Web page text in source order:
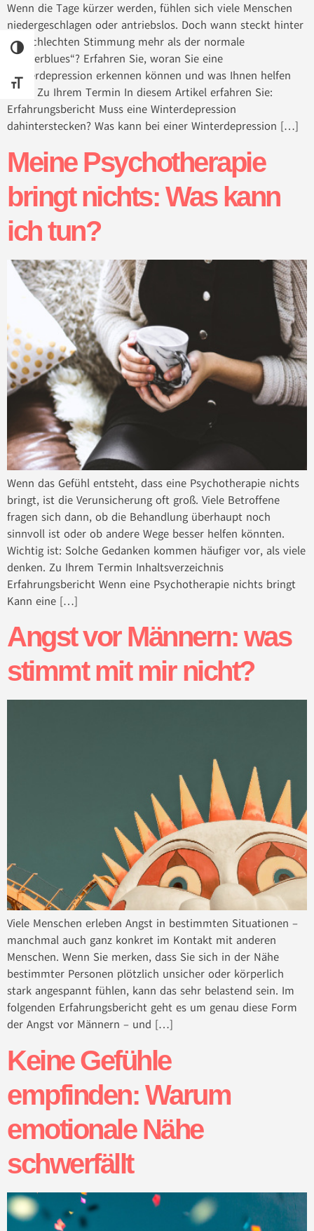
UMSCHALTEN AUF HOHE KONTRASTE
SCHRIFT VERGRÖSSERN
Wenn die Tage kürzer werden, fühlen sich viele Menschen
niedergeschlagen oder antriebslos. Doch wann steckt hinter
der schlechten Stimmung mehr als der normale
„Winterblues“? Erfahren Sie, woran Sie eine
Winterdepression erkennen können und was Ihnen helfen
kann. Zu Ihrem Termin In diesem Artikel erfahren Sie:
Erfahrungsbericht Muss eine Winterdepression
dahinterstecken? Was kann bei einer Winterdepression […]
Meine Psychotherapie
bringt nichts: Was kann
ich tun?
Wenn das Gefühl entsteht, dass eine Psychotherapie nichts
bringt, ist die Verunsicherung oft groß. Viele Betroffene
fragen sich dann, ob die Behandlung überhaupt noch
sinnvoll ist oder ob andere Wege besser helfen könnten.
Wichtig ist: Solche Gedanken kommen häufiger vor, als viele
denken. Zu Ihrem Termin Inhaltsverzeichnis
Erfahrungsbericht Wenn eine Psychotherapie nichts bringt
Kann eine […]
Angst vor Männern: was
stimmt mit mir nicht?
Viele Menschen erleben Angst in bestimmten Situationen –
manchmal auch ganz konkret im Kontakt mit anderen
Menschen. Wenn Sie merken, dass Sie sich in der Nähe
bestimmter Personen plötzlich unsicher oder körperlich
stark angespannt fühlen, kann das sehr belastend sein. Im
folgenden Erfahrungsbericht geht es um genau diese Form
der Angst vor Männern – und […]
Keine Gefühle
empfinden: Warum
emotionale Nähe
schwerfällt